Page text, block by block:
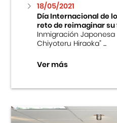
Fondo Editorial
Teatro Peruano
18/05/2021
Día Internacional de
reto de reimaginar su
Inmigración Japonesa
Chiyoteru Hiraoka” ...
Ver más